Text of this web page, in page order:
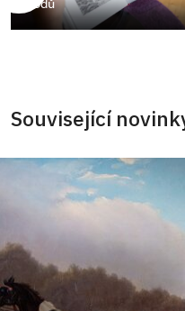
Související